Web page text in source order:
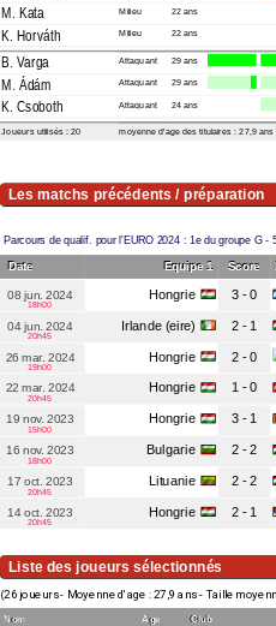
M. Kata Milieu 22 ans
K. Horváth Milieu 22 ans
B. Varga Attaquant 29 ans
M. Ádám Attaquant 29 ans
K. Csoboth Attaquant 24 ans
Joueurs utilisés : 20 moyenne d'age des titulaires : 27,9 ans
Les matchs précédents / préparation
Parcours de qualif. pour l'EURO 2024 : 1e du groupe G-
Date Equipe 1 Score
08 jun. 2024
18h00
Hongrie 3 - 0
04 jun. 2024
20h45
Irlande (eire) 2 - 1
26 mar. 2024
19h00
Hongrie 2 - 0
22 mar. 2024
20h45
Hongrie 1 - 0
19 nov. 2023
15h00
Hongrie 3 - 1
16 nov. 2023
18h00
Bulgarie 2 - 2
17 oct. 2023
20h45
Lituanie 2 - 2
14 oct. 2023
20h45
Hongrie 2 - 1
Liste des joueurs sélectionnés
(26 joueurs - Moyenne d'age : 27,9 ans - Taille
Nom Age Club